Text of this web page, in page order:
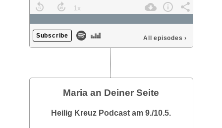
Subscribe All episodes ›
Maria an Deiner Seite
Heilig Kreuz Podcast am 9./10.5.